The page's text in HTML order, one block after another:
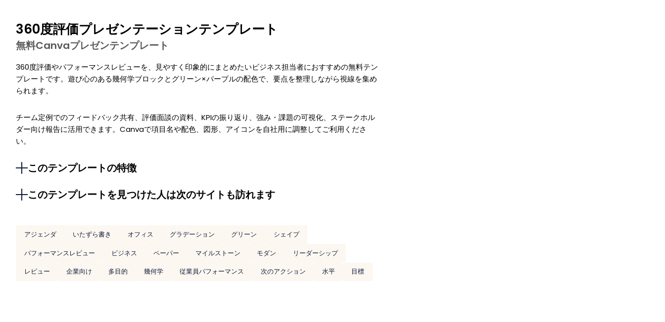
360度評価プレゼンテーションテンプレート
無料Canvaプレゼンテンプレート
360度評価やパフォーマンスレビューを、見やすく印象的にまとめたいビジネス担当者におすすめの無料テン
プレートです。遊び心のある幾何学ブロックとグリーン×パープルの配色で、要点を整理しながら視線を集め
られます。
チーム定例でのフィードバック共有、評価面談の資料、KPIの振り返り、強み・課題の可視化、ステークホル
ダー向け報告に活用できます。Canvaで項目名や配色、図形、アイコンを自社用に調整してご利用くださ
い。
このテンプレートの特徴
このテンプレートを見つけた人は次のサイトも訪れます
アジェンダ いたずら書き オフィス グラデーション グリーン
シェイプ
パフォーマンスレビュー
ビジネス ペーパー マイルストーン モダン
リーダーシップ
レビュー
企業向け 多目的 幾何学 従業員パフォーマンス 次のアクション 水平 目標